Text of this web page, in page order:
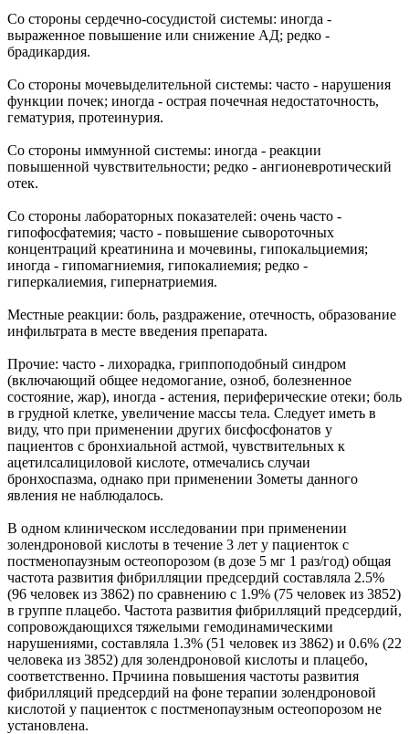
Со стороны сердечно-сосудистой системы: иногда -
выраженное повышение или снижение АД; редко -
брадикардия.
Со стороны мочевыделительной системы: часто - нарушения
функции почек; иногда - острая почечная недостаточность,
гематурия, протеинурия.
Со стороны иммунной системы: иногда - реакции
повышенной чувствительности; редко - ангионевротический
отек.
Со стороны лабораторных показателей: очень часто -
гипофосфатемия; часто - повышение сывороточных
концентраций креатинина и мочевины, гипокальциемия;
иногда - гипомагниемия, гипокалиемия; редко -
гиперкалиемия, гипернатриемия.
Местные реакции: боль, раздражение, отечность, образование
инфильтрата в месте введения препарата.
Прочие: часто - лихорадка, гриппоподобный синдром
(включающий общее недомогание, озноб, болезненное
состояние, жар), иногда - астения, периферические отеки; боль
в грудной клетке, увеличение массы тела. Следует иметь в
виду, что при применении других бисфосфонатов у
пациентов с бронхиальной астмой, чувствительных к
ацетилсалициловой кислоте, отмечались случаи
бронхоспазма, однако при применении Зометы данного
явления не наблюдалось.
В одном клиническом исследовании при применении
золендроновой кислоты в течение 3 лет у пациенток с
постменопаузным остеопорозом (в дозе 5 мг 1 раз/год) общая
частота развития фибрилляции предсердий составляла 2.5%
(96 человек из 3862) по сравнению с 1.9% (75 человек из 3852)
в группе плацебо. Частота развития фибрилляций предсердий,
сопровождающихся тяжелыми гемодинамическими
нарушениями, составляла 1.3% (51 человек из 3862) и 0.6% (22
человека из 3852) для золендроновой кислоты и плацебо,
соответственно. Прчиина повышения частоты развития
фибрилляций предсердий на фоне терапии золендроновой
кислотой у пациенток с постменопаузным остеопорозом не
установлена.